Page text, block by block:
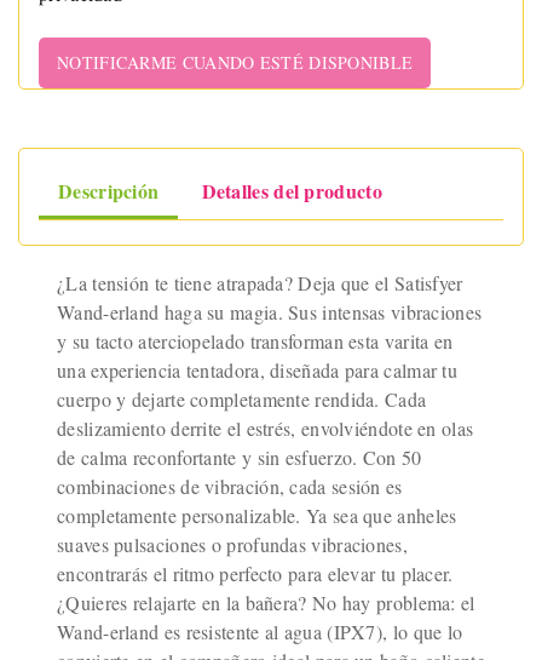
NOTIFICARME CUANDO ESTÉ DISPONIBLE
Descripción Detalles del producto
¿La tensión te tiene atrapada? Deja que el Satisfyer
Wand-erland haga su magia. Sus intensas vibraciones
y su tacto aterciopelado transforman esta varita en
una experiencia tentadora, diseñada para calmar tu
cuerpo y dejarte completamente rendida. Cada
deslizamiento derrite el estrés, envolviéndote en olas
de calma reconfortante y sin esfuerzo. Con 50
combinaciones de vibración, cada sesión es
completamente personalizable. Ya sea que anheles
suaves pulsaciones o profundas vibraciones,
encontrarás el ritmo perfecto para elevar tu placer.
¿Quieres relajarte en la bañera? No hay problema: el
Wand-erland es resistente al agua (IPX7), lo que lo